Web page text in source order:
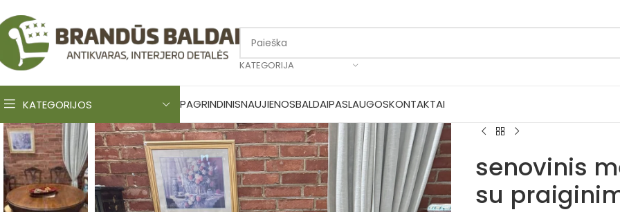
KATEGORIJA
KATEGORIJOS PAGRINDINISNAUJIENOSBALDAIPASLAUGOSKONTAKTAI
senovinis
su